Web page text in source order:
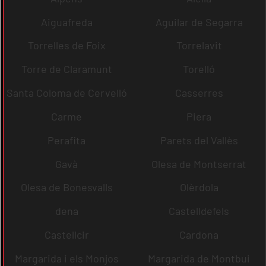
Aiguafreda
Aguilar de Segarra
Torrelles de Foix
Torrelavit
Torre de Claramunt
Torelló
Santa Coloma de Cervelló
Casserres
Carme
Piera
Perafita
Parets del Vallès
Gavà
Olesa de Montserrat
Olesa de Bonesvalls
Olèrdola
dena
Castelldefels
Castellcir
Cardona
Margarida i els Monjos
Margarida de Montbui